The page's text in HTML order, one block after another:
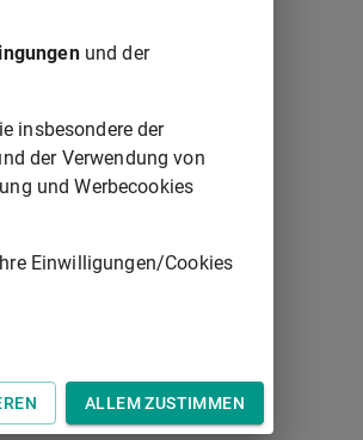
und der
insbesondere der
der Verwendung von
und Werbecookies
Einwilligungen/Cookies
ALLEM ZUSTIMMEN